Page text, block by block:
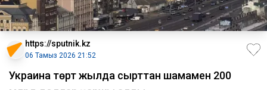
https://sputnik.kz
06 Тамыз 2026 21:52
Украина төрт жылда сырттан шамамен 200